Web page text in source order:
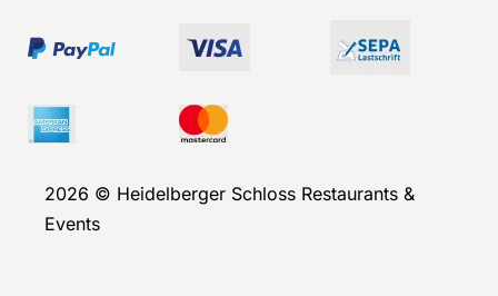
2026 © Heidelberger Schloss Restaurants &
Events